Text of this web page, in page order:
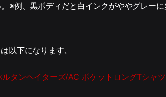
※例、黒ボディだと白インクがややグレーに
以下になります。
タンヘイターズ/AC ポケットロングTシャツ